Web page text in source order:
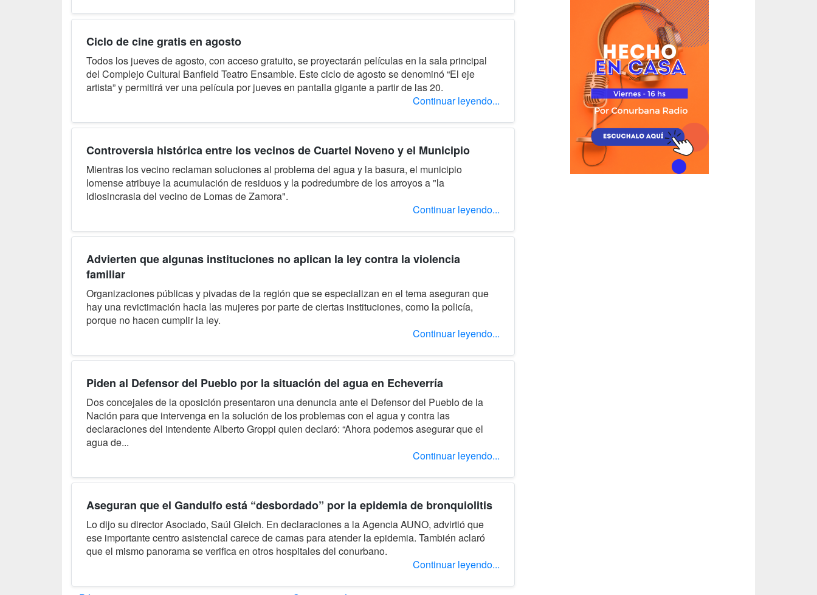
Ciclo de cine gratis en agosto
Todos los jueves de agosto, con acceso gratuito, se proyectarán películas en la sala principal
del Complejo Cultural Banfield Teatro Ensamble. Este ciclo de agosto se denominó “El eje
artista” y permitirá ver una película por jueves en pantalla gigante a partir de las 20.
Continuar leyendo...
Controversia histórica entre los vecinos de Cuartel Noveno y el Municipio
Mientras los vecino reclaman soluciones al problema del agua y la basura, el municipio
lomense atribuye la acumulación de residuos y la podredumbre de los arroyos a "la
idiosincrasia del vecino de Lomas de Zamora".
Continuar leyendo...
Advierten que algunas instituciones no aplican la ley contra la violencia
familiar
Organizaciones públicas y pivadas de la región que se especializan en el tema aseguran que
hay una revictimación hacia las mujeres por parte de ciertas instituciones, como la policía,
porque no hacen cumplir la ley.
Continuar leyendo...
Piden al Defensor del Pueblo por la situación del agua en Echeverría
Dos concejales de la oposición presentaron una denuncia ante el Defensor del Pueblo de la
Nación para que intervenga en la solución de los problemas con el agua y contra las
declaraciones del intendente Alberto Groppi quien declaró: “Ahora podemos asegurar que el
agua de...
Continuar leyendo...
Aseguran que el Gandulfo está “desbordado” por la epidemia de bronquiolitis
Lo dijo su director Asociado, Saúl Gleich. En declaraciones a la Agencia AUNO, advirtió que
ese importante centro asistencial carece de camas para atender la epidemia. También aclaró
que el mismo panorama se verifica en otros hospitales del conurbano.
Continuar leyendo...